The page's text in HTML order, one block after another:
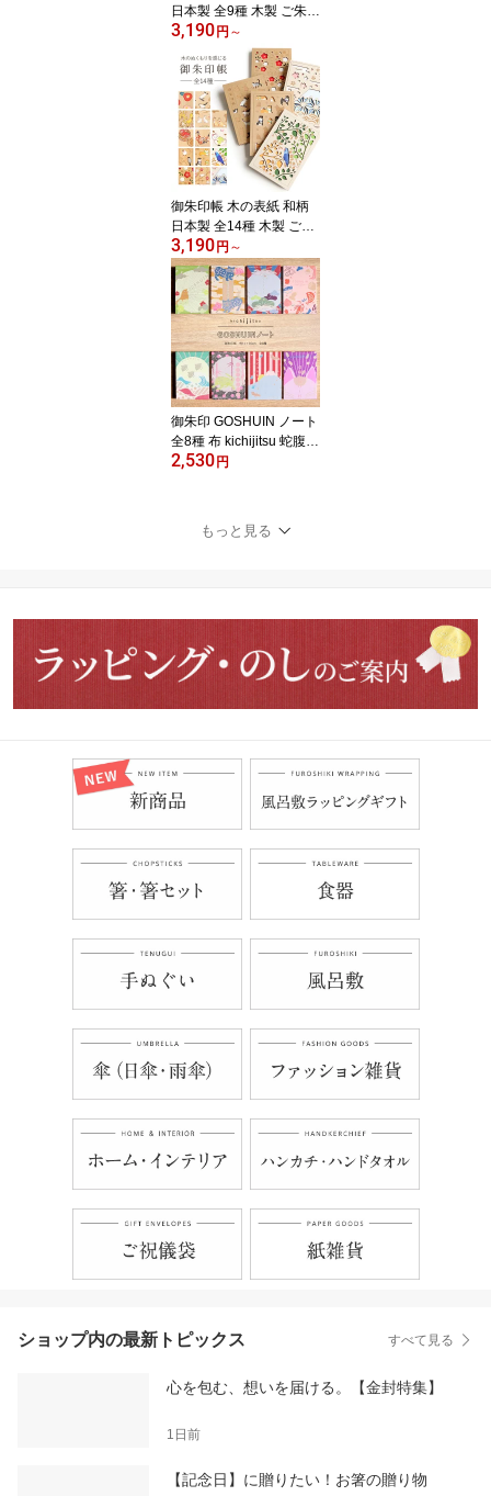
日本製 全9種 木製 ご朱印
帳 蛇腹式 CRU-CIAL ク
ルーシャル 花柄 麻の葉
青海波 千鳥 七宝 花菱 カ
ラフル かわいい おしゃ
れ モダン 大人 B6 御朱印
朱印帳 レーザー加工 透
かし彫り プレゼント
3,190 円 ～
御朱印帳 木の表紙 和柄
日本製 全14種 木製 ご朱
印帳 蛇腹式 CRU-CIAL
クルーシャル 猫 ネコ 椿
狐 うさぎ 鶴 鞠 青い鳥 柴
犬 文鳥 富士山 梅 カラフ
ル かわいい おしゃれ モ
ダン 大人 B6 御朱印 朱印
帳 レーザー加工 透かし
彫り プレゼント
3,190 円 ～
御朱印 GOSHUIN ノート
全8種 布 kichijitsu 蛇腹式
御朱印帳 おしゃれ ポリ
い ご朱印 猫 ねこ ネコ 千
鳥 アルバム 芳名帳 スク
【メール便配送可能】
2,530 円
もっと見る
ショップ内の最新トピックス すべて見る
心を包む、想いを届ける。【金封特集】
1日前
【記念日】に贈りたい！お箸の贈り物